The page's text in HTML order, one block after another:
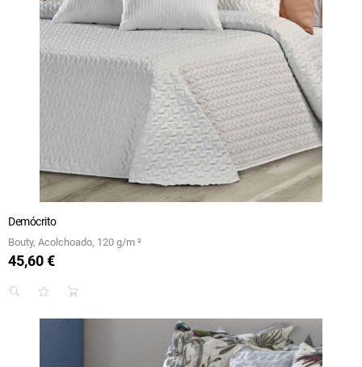
Demócrito
Bouty, Acolchoado, 120 g/m ²
Preço
45,60 €